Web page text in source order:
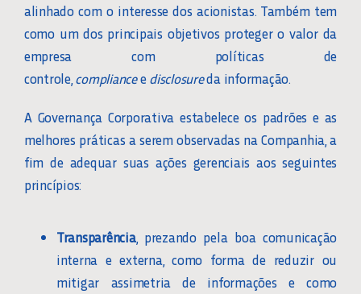
CONVOCAÇÕES
COMUNICADOS
PRÁTICAS ESG
LGPD
SERVIÇOS
RESPONSABILIDADE SOCIAL
alinhado com o interesse dos acionistas. Também tem
como um dos principais objetivos proteger o valor da
empresa com políticas de
controle, complianceedisclosureda informação.
A Governança Corporativa estabelece os padrões e as
melhores práticas a serem observadas na Companhia, a
fim de adequar suas ações gerenciais aos seguintes
princípios:
Transparência, prezando pela boa comunicação
interna e externa, como forma de reduzir ou
mitigar assimetria de informações e como